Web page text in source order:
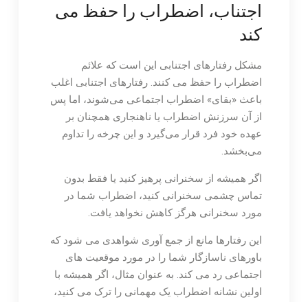
اجتناب، اضطراب را حفظ می
کند
مشکل رفتارهای اجتنابی این است که علائم
اضطراب را حفظ می کنند. رفتارهای اجتنابی اغلب
باعث «بقای» اضطراب اجتماعی می‌شوند، اما پس
از آن سرزنش اضطراب یا ناهنجاری همچنان بر
عهده خود فرد قرار می‌گیرد و این چرخه را تداوم
می‌بخشد.
اگر همیشه از سخنرانی پرهیز کنید یا فقط بدون
تماس چشمی سخنرانی کنید، اضطراب شما در
مورد سخنرانی هرگز کاهش نخواهد یافت.
این رفتارها مانع از جمع آوری شواهدی می شود که
باورهای ناسازگار شما را در مورد موقعیت های
اجتماعی رد می کند. به عنوان مثال، اگر همیشه با
اولین نشانه اضطراب یک مهمانی را ترک می کنید،